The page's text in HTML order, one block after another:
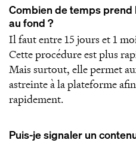
Combien de temps
au fond ?
Il faut entre 15 jours et 1
Cette procédure est plus
Mais surtout, elle permet
astreinte à la plateforme
rapidement.
Puis-je signaler un